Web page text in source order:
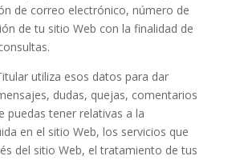
de correo electrónico, número de
de tu sitio Web con la finalidad de
utiliza esos datos para dar
dudas, quejas, comentarios
puedas tener relativas a la
en el sitio Web, los servicios que
del sitio Web, el tratamiento de tus